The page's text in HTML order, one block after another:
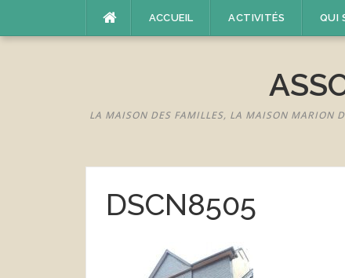
ACCUEIL ACTIVITÉS QUI
LA MAISON DES FAMILLES, LA MAISON MARION
DSCN8505